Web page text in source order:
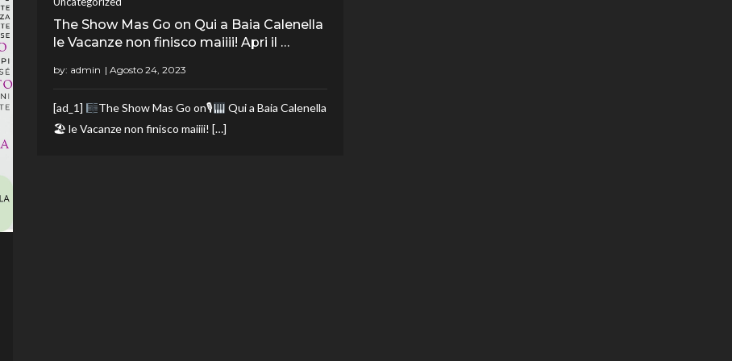
The Show Mas Go on Qui a Baia Calenella
le Vacanze non finisco maiiii! Apri il …
by: admin
[ad_1] The Show Mas Go on🎙
Qui a Baia Calenella
🏖 le Vacanze non finisco maiiii! […]